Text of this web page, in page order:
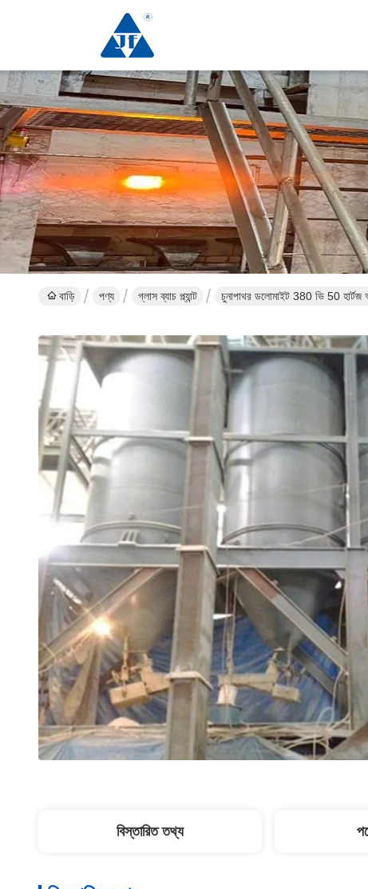
বাড়ি পণ্য গ্লাস ব্যাচ প্ল্যান্ট চুনাপাথর ডলোমাইট 380 ভি 50
বিস্তারিত তথ্য